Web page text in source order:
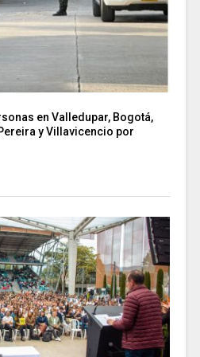
en Valledupar, Bogotá,
y Villavicencio por